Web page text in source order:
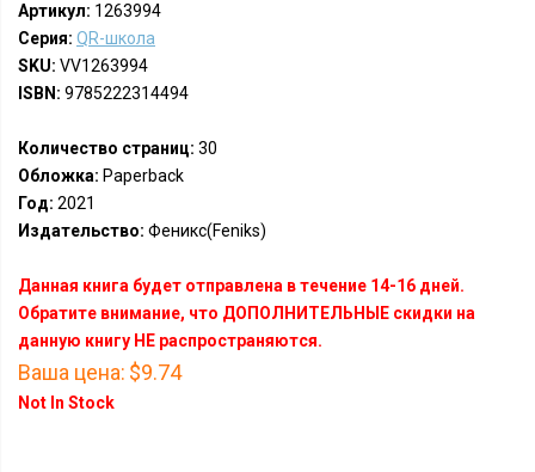
Артикул: 1263994
Серия: QR-школа
SKU: VV1263994
ISBN: 9785222314494
Количество страниц: 30
Обложка: Paperback
Год: 2021
Издательство: Феникс(Feniks)
Данная книга будет отправлена в течение 14-16 дней.
Обратите внимание, что ДОПОЛНИТЕЛЬНЫЕ скидки на
данную книгу НЕ распространяются.
Ваша цена: $9.74
Not In Stock